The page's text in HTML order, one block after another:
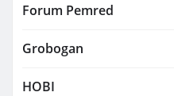
Forum Pemred
Grobogan
HOBI